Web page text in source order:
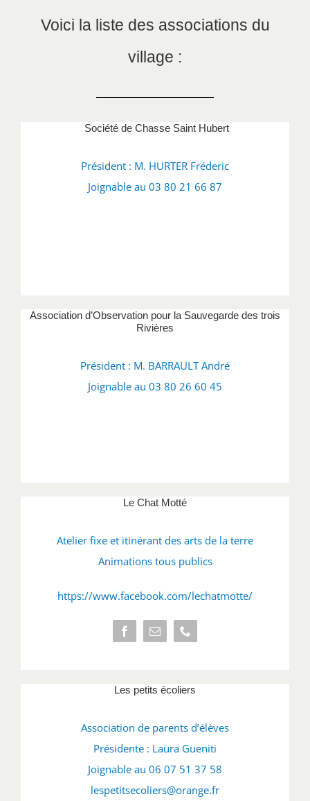
Voici la liste des associations du
village :
Société de Chasse Saint Hubert
Président : M. HURTER Fréderic
Joignable au 03 80 21 66 87
Association d’Observation pour la Sauvegarde des trois
Rivières
Président : M. BARRAULT André
Joignable au 03 80 26 60 45
Le Chat Motté
Atelier fixe et itinérant des arts de la terre
Animations tous publics
https://www.facebook.com/lechatmotte/
Les petits écoliers
Association de parents d’élèves
Présidente : Laura Gueniti
Joignable au 06 07 51 37 58
lespetitsecoliers@orange.fr